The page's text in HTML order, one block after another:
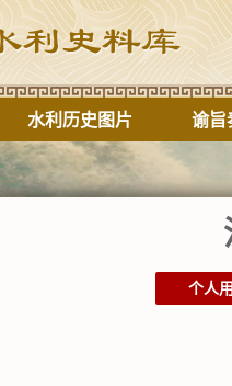
水利历史图片 谕旨
个人